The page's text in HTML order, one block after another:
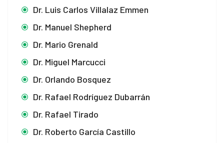
Dr. Luis Carlos Villalaz Emmen
Dr. Manuel Shepherd
Dr. Mario Grenald
Dr. Miguel Marcucci
Dr. Orlando Bosquez
Dr. Rafael Rodríguez Dubarrán
Dr. Rafael Tirado
Dr. Roberto García Castillo